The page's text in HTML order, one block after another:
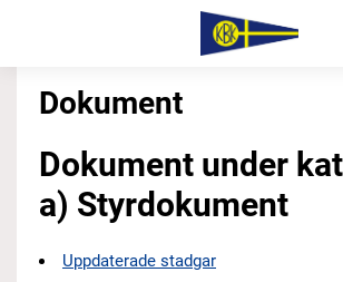
Dokument
Dokument under
a) Styrdokument
Uppdaterade stadgar